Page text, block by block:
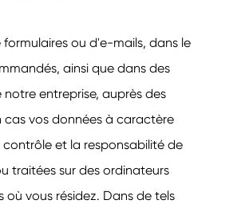
ou d'e-mails, dans le
ainsi que dans des
entreprise, auprès des
vos données à caractère
contrôle et la responsabilité de
traitées sur des ordinateurs
vous résidez. Dans de tels